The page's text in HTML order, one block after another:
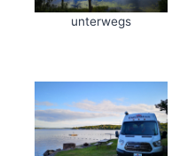
unterwegs